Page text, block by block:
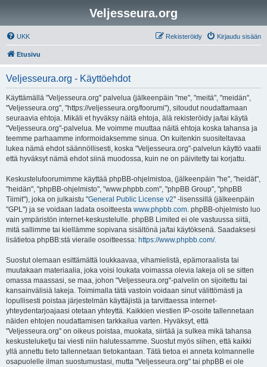
Veljesseura.org
UKK Kirjaudu sisään
Rekisteröidy
Etusivu
Veljesseura.org - Käyttöehdot
Käyttämällä "Veljesseura.org" palvelua (jälkeenpäin "me", "meitä", "meidän",
"Veljesseura.org", "https://veljesseura.org/foorumi"), sitoudut noudattamaan
seuraavia ehtoja. Mikäli et hyväksy näitä ehtoja, älä rekisteröidy ja/tai käytä
"Veljesseura.org"-palvelua. Me voimme muuttaa näitä ehtoja koska tahansa ja
teemme parhaamme informoidaksemme sinua. On kuitenkin suositeltavaa
lukea nämä ehdot säännöllisesti, koska "Veljesseura.org"-palvelun käyttö vaatii
että hyväksyt nämä ehdot siinä muodossa, kuin ne on päivitetty tai korjattu.
Keskustelufoorumimme käyttää phpBB-ohjelmistoa, (jälkeenpäin "he", "heidät",
"heidän", "phpBB-ohjelmisto", "www.phpbb.com", "phpBB Group", "phpBB
Tiimit"), joka on julkaistu "General Public License v2" -lisenssillä (jälkeenpäin
"GPL") ja se voidaan ladata osoitteesta www.phpbb.com. phpBB-ohjelmisto luo
vain ympäristön internet-keskustelulle. phpBB Limited ei ole vastuussa siitä,
mitä sallimme tai kiellämme sopivana sisältönä ja/tai käytöksenä. Saadaksesi
lisätietoa phpBB:stä vieraile osoitteessa: https://www.phpbb.com/.
Suostut olemaan esittämättä loukkaavaa, vihamielistä, epämoraalista tai
muutakaan materiaalia, joka voisi loukata voimassa olevia lakeja oli se sitten
omassa maassasi, se maa, johon "Veljesseura.org"-palvelin on sijoitettu tai
kansainvälisiä lakeja. Toimimalla tätä vastoin voidaan sinut välittömästi ja
lopullisesti poistaa järjestelmän käyttäjistä ja tarvittaessa internet-
yhteydentarjoajaasi otetaan yhteyttä. Kaikkien viestien IP-osoite tallennetaan
näiden ehtojen noudattamisen tarkkailua varten. Hyväksyt, että
"Veljesseura.org" on oikeus poistaa, muokata, siirtää ja sulkea mikä tahansa
keskusteluketju tai viesti niin halutessamme. Suostut myös siihen, että kaikki
yllä annettu tieto tallennetaan tietokantaan. Tätä tietoa ei anneta kolmannelle
osapuolelle ilman suostumustasi, mutta "Veljesseura.org" tai phpBB ei ole